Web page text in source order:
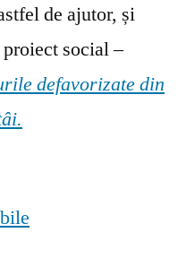
de ajutor, și
social –
defavorizate din